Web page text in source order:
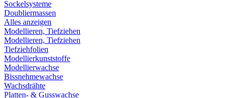
Sockelsysteme
Doubliermassen
Alles anzeigen
Modellieren, Tiefziehen
Modellieren, Tiefziehen
Tiefziehfolien
Modellierkunststoffe
Modellierwachse
Bissnehmewachse
Wachsdrähte
Platten- & Gusswachse